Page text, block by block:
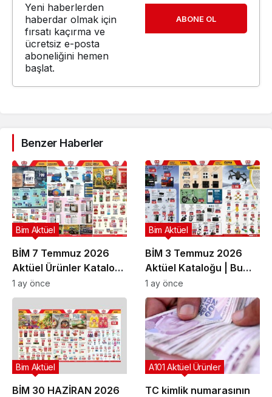
Yeni haberlerden
haberdar olmak için
fırsatı kaçırma ve
ücretsiz e-posta
aboneliğini hemen
başlat.
ABONE OL
Benzer Haberler
BİM 7 Temmuz 2026
Aktüel Ürünler Kataloğu
| Bu Hafta İndirimde
Olan Ürünler
Bim Aktüel
1 ay önce
BİM 3 Temmuz 2026
Aktüel Kataloğu | Bu
Hafta İndirime Giren
Ürünler
Bim Aktüel
1 ay önce
BİM 30 HAZİRAN 2026
Bim Aktüel
TC kimlik numarasının
A101 Aktüel Ürünler